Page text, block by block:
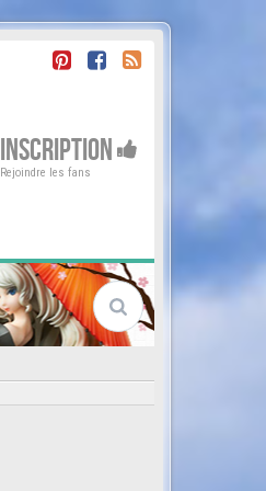
INSCRIPTION
Rejoindre les fans